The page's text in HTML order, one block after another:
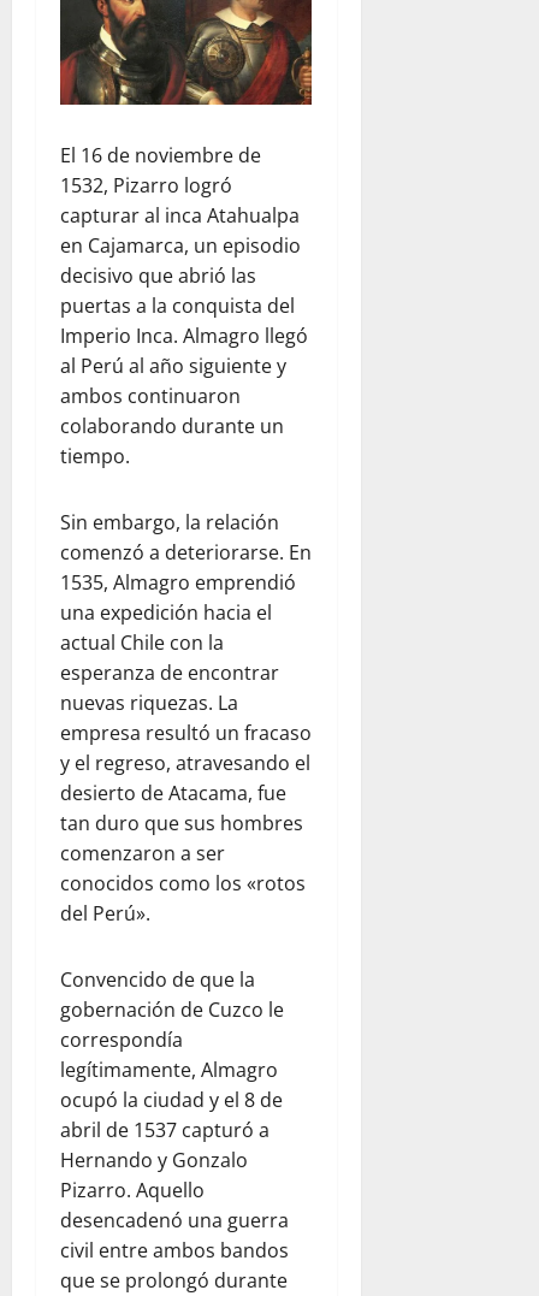
El 16 de noviembre de
1532, Pizarro logró
capturar al inca Atahualpa
en Cajamarca, un episodio
decisivo que abrió las
puertas a la conquista del
Imperio Inca. Almagro llegó
al Perú al año siguiente y
ambos continuaron
colaborando durante un
tiempo.
Sin embargo, la relación
comenzó a deteriorarse. En
1535, Almagro emprendió
una expedición hacia el
actual Chile con la
esperanza de encontrar
nuevas riquezas. La
empresa resultó un fracaso
y el regreso, atravesando el
desierto de Atacama, fue
tan duro que sus hombres
comenzaron a ser
conocidos como los «rotos
del Perú».
Convencido de que la
gobernación de Cuzco le
correspondía
legítimamente, Almagro
ocupó la ciudad y el 8 de
abril de 1537 capturó a
Hernando y Gonzalo
Pizarro. Aquello
desencadenó una guerra
civil entre ambos bandos
que se prolongó durante